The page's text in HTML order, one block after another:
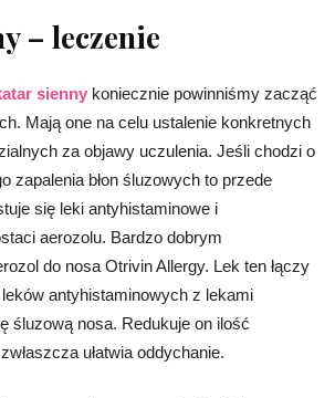
– leczenie
sienny koniecznie powinniśmy zacząć
Mają one na celu ustalenie konkretnych
za objawy uczulenia. Jeśli chodzi o
zapalenia błon śluzowych to przede
się leki antyhistaminowe i
aerozolu. Bardzo dobrym
do nosa Otrivin Allergy. Lek ten łączy
antyhistaminowych z lekami
śluzową nosa. Redukuje on ilość
ułatwia oddychanie.